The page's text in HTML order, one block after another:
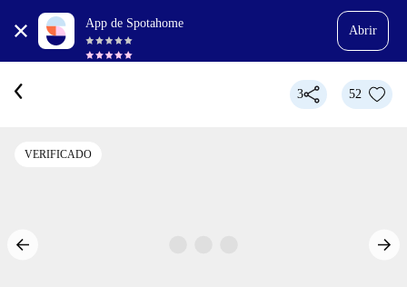
App de Spotahome
Abrir
3 52
VERIFICADO